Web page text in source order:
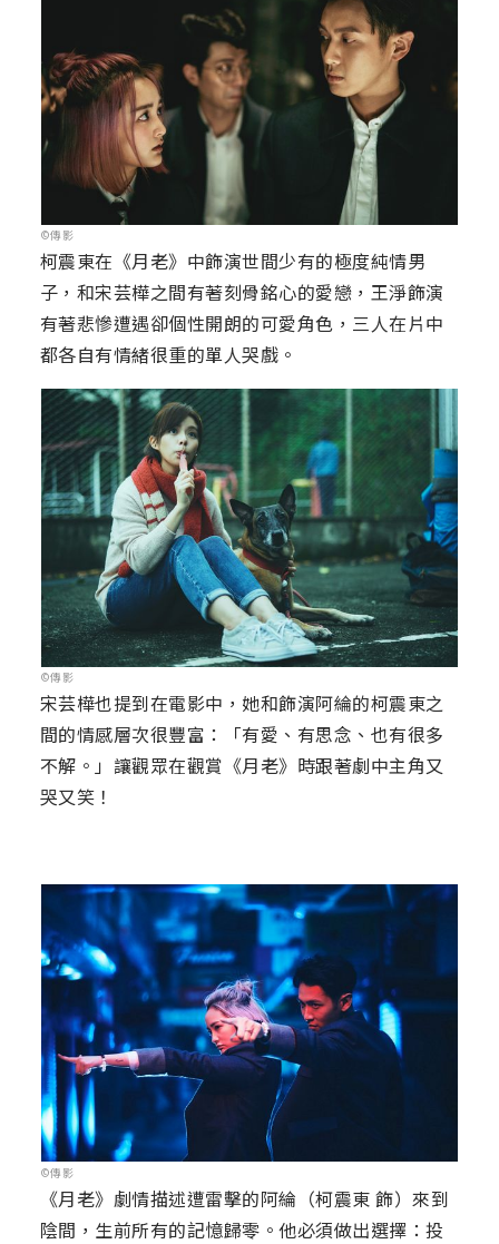
©傳影
柯震東在《月老》中飾演世間少有的極度純情男
子，和宋芸樺之間有著刻骨銘心的愛戀，王淨飾演
有著悲慘遭遇卻個性開朗的可愛角色，三人在片中
都各自有情緒很重的單人哭戲。
©傳影
宋芸樺也提到在電影中，她和飾演阿綸的柯震東之
間的情感層次很豐富：「有愛、有思念、也有很多
不解。」讓觀眾在觀賞《月老》時跟著劇中主角又
哭又笑！
©傳影
《月老》劇情描述遭雷擊的阿綸（柯震東 飾）來到
陰間，生前所有的記憶歸零。他必須做出選擇：投